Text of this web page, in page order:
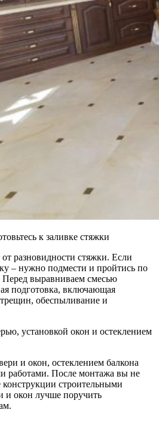
к заливке стяжки
разновидности стяжки. Если
– нужно подмести и пройтись по
выравниваем смесью
подготовка, включающая
обеспыливание и
установкой окон и остеклением
и окон, остеклением балкона
работами. После монтажа вы не
строительными
и окон лучше поручить